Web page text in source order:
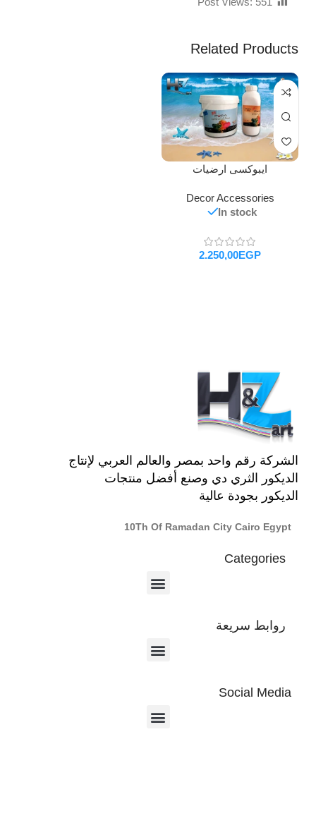
Related Products
ايبوكسى ارضيات
Decor Accessories
In stock
EGP
الشركة رقم واحد بمصر والعالم العربي لإنتاج
الديكور الثري دي وصنع أفضل منتجات
الديكور بجودة عالية
10Th Of Ramadan City Cairo Egypt
Categories
روابط سريعة
Social Media